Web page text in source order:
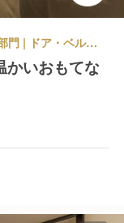
ラグジュアリーホテル, オーベルジュ | 宿泊部門 | ドア・ベル・コンシェルジュ | ATAGO HOTEL
かいおもてな